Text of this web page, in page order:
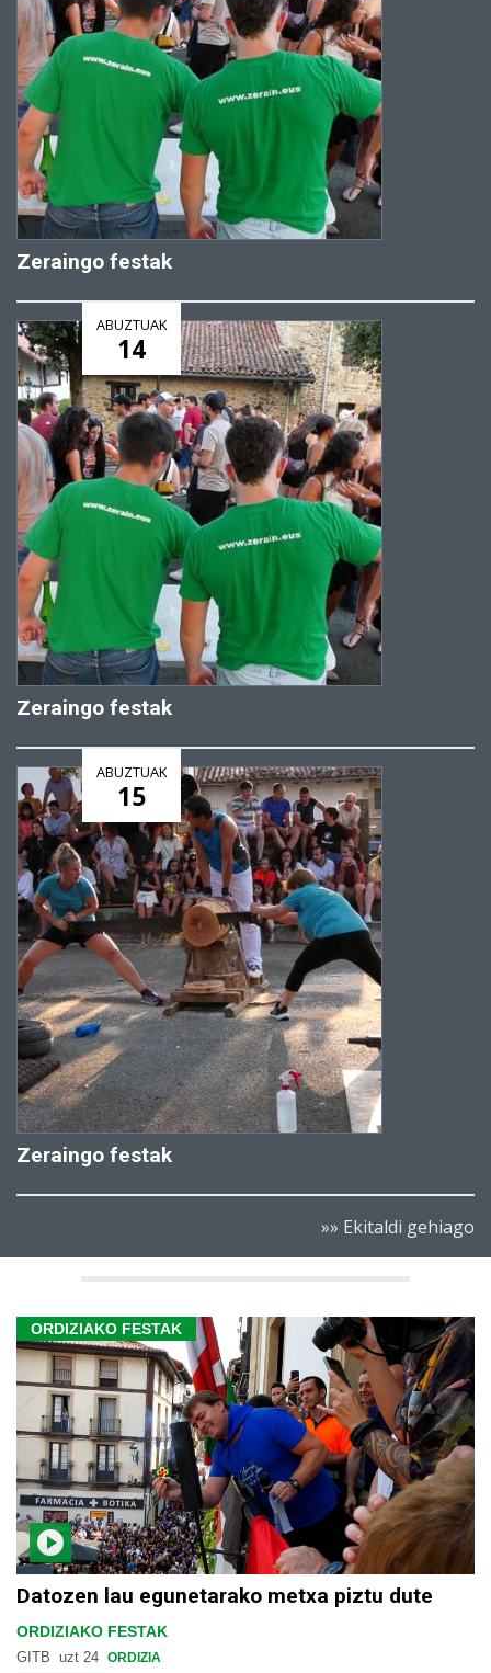
Zeraingo festak
ABUZTUAK
14
Zeraingo festak
ABUZTUAK
15
Zeraingo festak
»» Ekitaldi gehiago
ORDIZIAKO FESTAK
Datozen lau egunetarako metxa piztu dute
ORDIZIAKO FESTAK
GITB uzt 24 ORDIZIA